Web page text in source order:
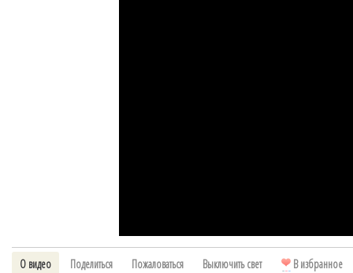
О видео Поделиться Пожаловаться Выключить свет В избранное